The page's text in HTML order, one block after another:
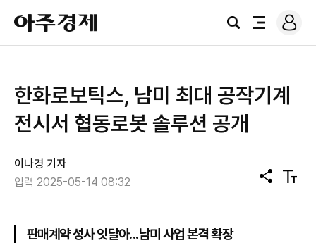
아
주
경
검
전
로
그
한화로보틱스, 남미 최대 공작기계
전시서 협동로봇 솔루션 공개
이나경 기자
입력 2025-05-14 08:32
공
유
텍
스
판매계약 성사 잇달아...남미 사업 본격 확장